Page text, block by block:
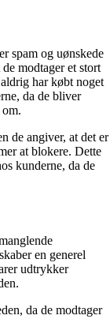
spam og uønskede
modtager et stort
har købt noget
da de bliver
de angiver, at det er
at blokere. Dette
kunderne, da de
en generel
udtrykker
da de modtager